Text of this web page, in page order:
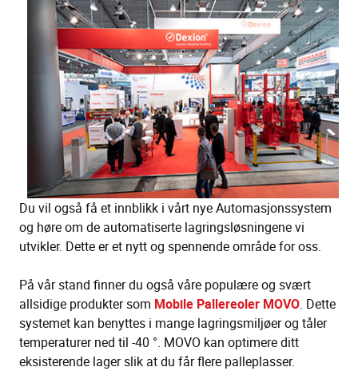
Du vil også få et innblikk i vårt nye Automasjonssystem
og høre om de automatiserte lagringsløsningene vi
utvikler. Dette er et nytt og spennende område for oss.
På vår stand finner du også våre populære og svært
allsidige produkter som Mobile Pallereoler MOVO. Dette
systemet kan benyttes i mange lagringsmiljøer og tåler
temperaturer ned til -40 °. MOVO kan optimere ditt
eksisterende lager slik at du får flere palleplasser.